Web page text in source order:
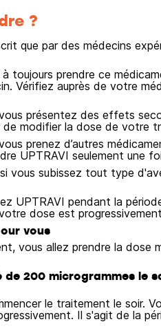
?
que par des médecins
à toujours prendre ce
Vérifiez auprès de votre
présentez des effets
de modifier la dose de votre
prenez d’autres
UPTRAVI seulement une
vous subissez tout type
UPTRAVI pendant la
dose est
vous
vous allez prendre la dose
200 microgrammes le
le traitement le soir.
Il s'agit de la